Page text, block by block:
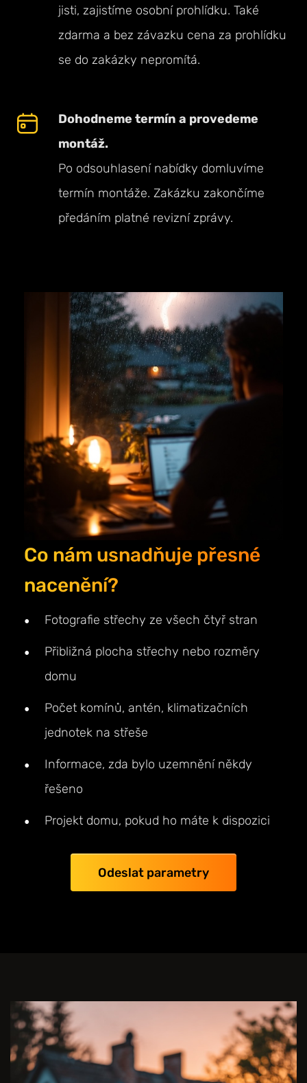
jisti, zajistíme osobní prohlídku. Také
zdarma a bez závazku cena za prohlídku
se do zakázky nepromítá.
Dohodneme termín a provedeme
montáž.
Po odsouhlasení nabídky domluvíme
termín montáže. Zakázku zakončíme
předáním platné revizní zprávy.
Co nám usnadňuje přesné
nacenění?
Fotografie střechy ze všech čtyř stran
Přibližná plocha střechy nebo rozměry
domu
Počet komínů, antén, klimatizačních
jednotek na střeše
Informace, zda bylo uzemnění někdy
řešeno
Projekt domu, pokud ho máte k dispozici
Odeslat parametry